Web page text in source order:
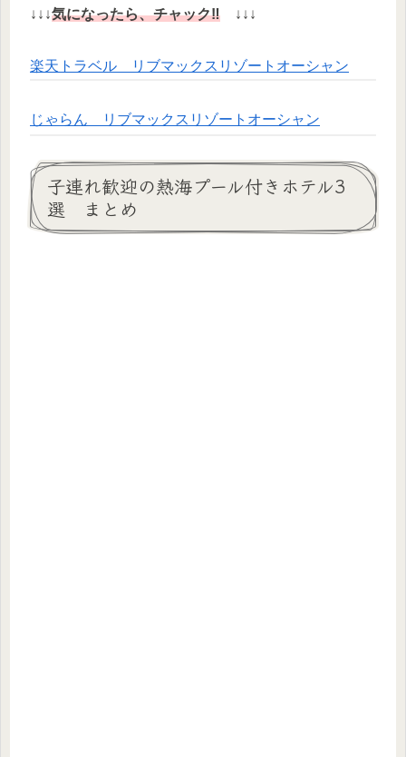
↓↓↓気になったら、チャック‼ ↓↓↓
楽天トラベル リブマックスリゾートオーシャン
じゃらん リブマックスリゾートオーシャン
子連れ歓迎の熱海プール付きホテル3
選 まとめ